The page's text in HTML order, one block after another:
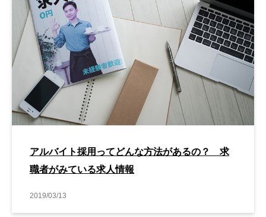
アルバイト採用ってどんな方法があるの？ 求
職者がみている求人情報
2019/03/13